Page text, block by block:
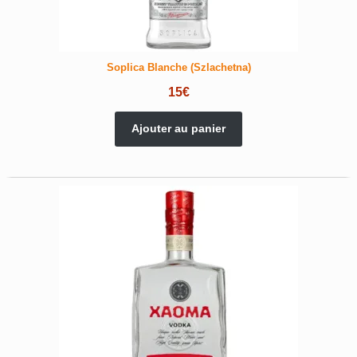
Soplica Blanche (Szlachetna)
15€
Ajouter au panier